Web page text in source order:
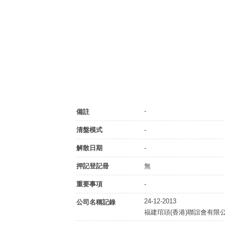
備註 -
清盤模式 -
解散日期 -
押記登記冊 無
重要事項 -
公司名稱記錄
24-12-2013
福建琯頭(香港)聯誼會有限